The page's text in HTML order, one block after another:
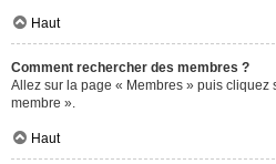
Haut
Comment rechercher des membres ?
Allez sur la page « Membres » puis cliquez
membre ».
Haut